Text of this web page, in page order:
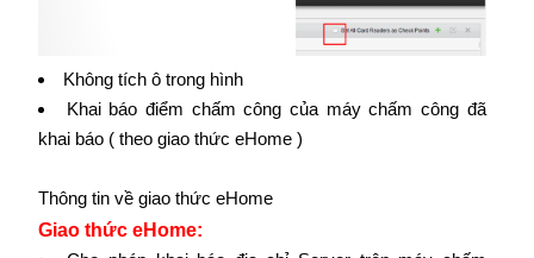
Không tích ô trong hình
Khai báo điểm chấm công của máy chấm công đã
khai báo ( theo giao thức eHome )
Thông tin về giao thức eHome
Giao thức eHome: